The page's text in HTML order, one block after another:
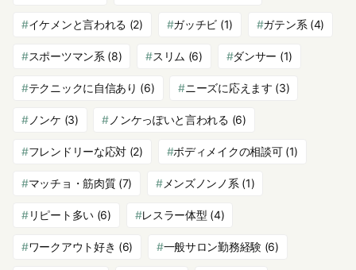
イケメンと言われる (2) ガッチビ (1) ガテン系 (4)
スポーツマン系 (8) スリム (6) ダンサー (1)
テクニックに自信あり (6) ニーズに応えます (3)
ノンケ (3) ノンケっぽいと言われる (6)
フレンドリーな応対 (2) ボディメイクの相談可(1)
マッチョ・筋肉質(7) メンズノンノ系 (1)
リピート多い(6) レスラー体型 (4)
ワークアウト好き (6) 一般サロン勤務経験(6)